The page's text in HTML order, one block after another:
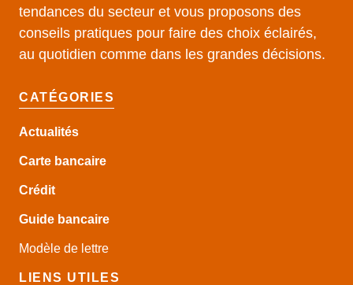
tendances du secteur et vous proposons des
conseils pratiques pour faire des choix éclairés,
au quotidien comme dans les grandes décisions.
CATÉGORIES
Actualités
Carte bancaire
Crédit
Guide bancaire
Modèle de lettre
LIENS UTILES